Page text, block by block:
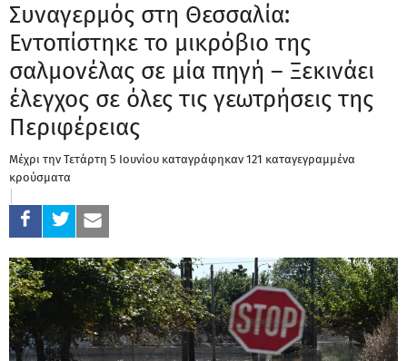
Συναγερμός στη Θεσσαλία:
Εντοπίστηκε το μικρόβιο της
σαλμονέλας σε μία πηγή – Ξεκινάει
έλεγχος σε όλες τις γεωτρήσεις της
Περιφέρειας
Μέχρι την Τετάρτη 5 Ιουνίου καταγράφηκαν 121 καταγεγραμμένα
κρούσματα